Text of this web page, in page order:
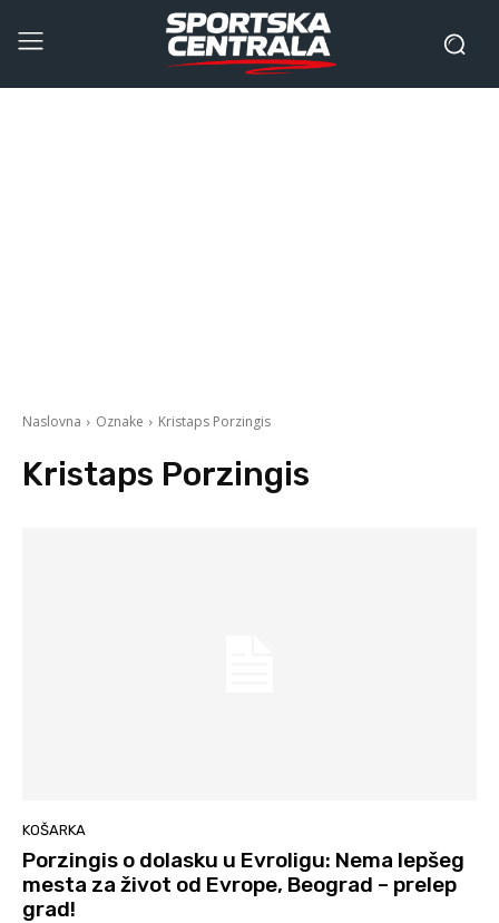
Naslovna Oznake Kristaps Porzingis
Kristaps Porzingis
KOŠARKA
Porzingis o dolasku u Evroligu: Nema lepšeg
mesta za život od Evrope, Beograd – prelep
grad!